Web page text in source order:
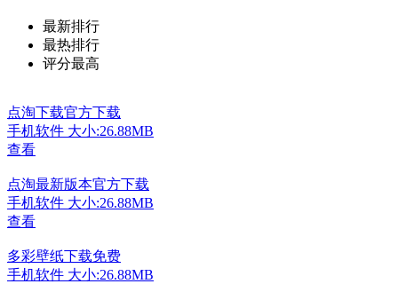
最新排行
最热排行
评分最高
点淘下载官方下载
手机软件 大小:26.88MB
查看
点淘最新版本官方下载
手机软件 大小:26.88MB
查看
多彩壁纸下载免费
手机软件 大小:26.88MB